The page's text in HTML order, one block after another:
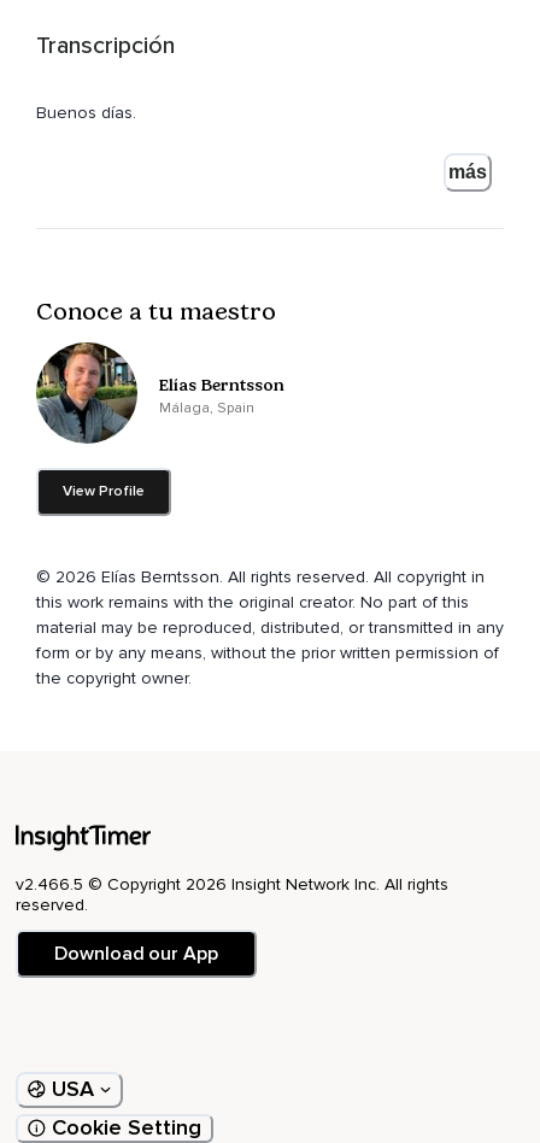
Transcripción
Buenos días.
Sino dentro.
Antes de mirar el mundo.
Respira y vuelve a tu centro.
Este instante es una puerta abierta.
No importa cómo fue ayer.
La gratitud es una lámpara.
Que ilumina lo que parecía oscuro.
Y convierte lo sencillo en milagro.
Durante el día de hoy con calma.
Gratitud.
Comenzamos.
Gracias por este nuevo día.
Por este aire que me sostiene.
más
Conoce a tu maestro
Elías Berntsson
Málaga, Spain
View Profile
© 2026 Elías Berntsson. All rights reserved. All copyright in
this work remains with the original creator. No part of this
material may be reproduced, distributed, or transmitted in any
form or by any means, without the prior written permission of
the copyright owner.
v2.466.5 © Copyright 2026 Insight Network Inc. All rights
reserved.
Download our App
USA
Cookie Setting